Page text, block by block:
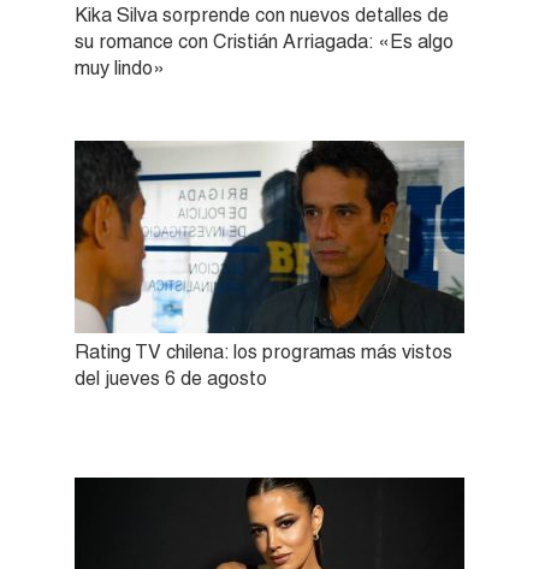
Kika Silva sorprende con nuevos detalles de
su romance con Cristián Arriagada: «Es algo
muy lindo»
Rating TV chilena: los programas más vistos
del jueves 6 de agosto